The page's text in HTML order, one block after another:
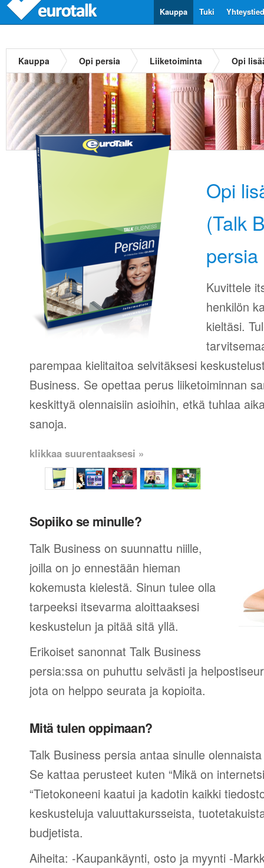
Tuki
Kauppa
Kauppa Opi persia Liiketoiminta Opi
Opi
(Talk
persia
Kuvittele
henkilön
kieltäsi.
parempaa kielitaitoa selvitäksesi
Business. Se opettaa perus liiketoiminnan
keskittyä olennaisiin asioihin, etkä tuhlaa
sanoja.
klikkaa suurentaaksesi »
Sopiiko se minulle?
Talk Business on suunnattu niille,
joilla on jo ennestään hieman
kokemusta kielestä. Sinun tulee olla
tarpeeksi itsevarma aloittaaksesi
keskustelun ja pitää sitä yllä.
Erikoiset sanonnat Talk Business
persia:ssa on puhuttu selvästi ja
jota on helppo seurata ja kopioita.
Mitä tulen oppimaan?
Talk Business persia antaa sinulle
Se kattaa perusteet kuten “Mikä on
“Tietokoneeni kaatui ja kadotin kaikki
keskusteluja valuuttakursseista,
budjetista.
Aiheita: -Kaupankäynti, osto ja myynti -